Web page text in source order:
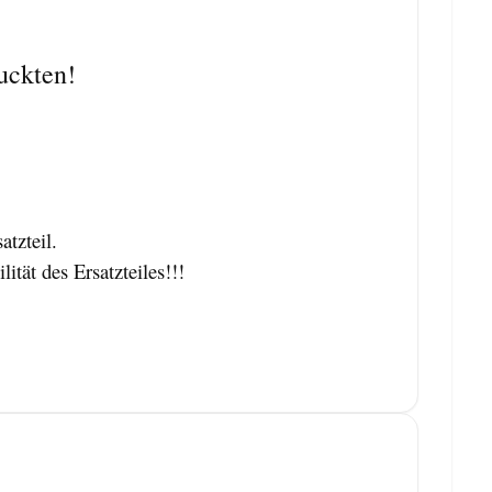
des Ersatzteiles!!!